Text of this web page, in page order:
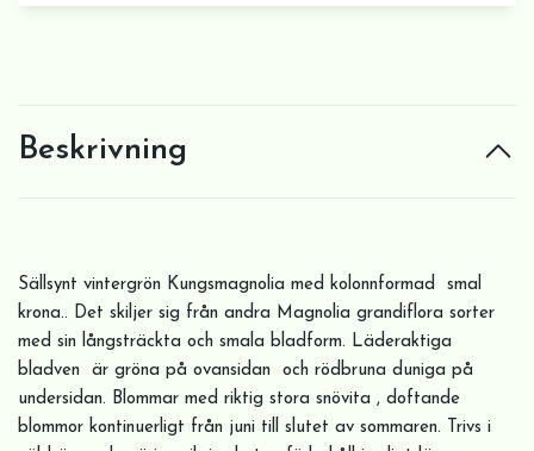
Beskrivning
Sällsynt vintergrön Kungsmagnolia med kolonnformad smal
krona.. Det skiljer sig från andra Magnolia grandiflora sorter
med sin långsträckta och smala bladform. Läderaktiga
bladven är gröna på ovansidan och rödbruna duniga på
undersidan. Blommar med riktig stora snövita , doftande
blommor kontinuerligt från juni till slutet av sommaren. Trivs i